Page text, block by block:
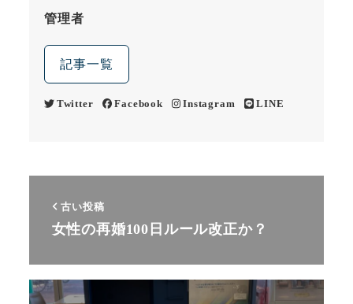
管理者
記事一覧
Twitter Facebook Instagram LINE
古い投稿
女性の再婚100日ルール改正か？